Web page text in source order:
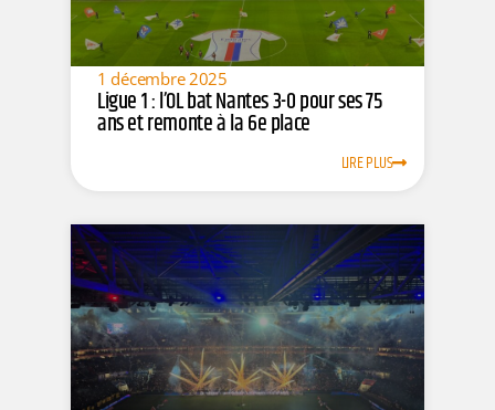
1 décembre 2025
Ligue 1 : l’OL bat Nantes 3-0 pour ses 75
ans et remonte à la 6e place
LIRE PLUS